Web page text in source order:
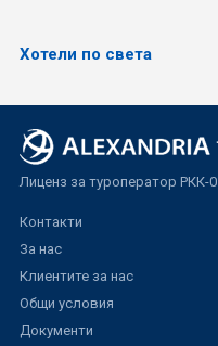
Хотели по света
Лиценз за туроператор РКК-
Контакти
За нас
Клиентите за нас
Общи условия
Документи